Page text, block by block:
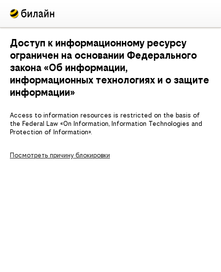
Доступ к информационному ресурсу
ограничен на основании Федерального
закона «Об информации,
информационных технологиях и о защите
информации»
Access to information resources is restricted on the basis of
the Federal Law «On Information, Information Technologies and
Protection of Information».
Посмотреть причину блокировки